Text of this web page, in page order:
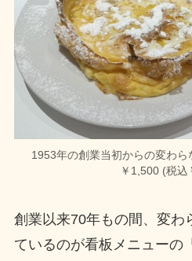
1953年の創業当初からの変わら
￥1,500 (税込
創業以来70年もの間、変わ
ているのが看板メニューの